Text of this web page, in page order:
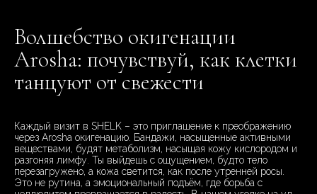
Волшебство окигенации
Arosha: почувствуй, как клетки
танцуют от свежести
Каждый визит в SHELK – это приглашение к преображению
через Arosha окигенацию. Бандажи, насыщенные активными
веществами, будят метаболизм, насыщая кожу кислородом и
разгоняя лимфу. Ты выйдешь с ощущением, будто тело
перезагружено, а кожа светится, как после утренней росы.
Это не рутина, а эмоциональный подъём, где борьба с